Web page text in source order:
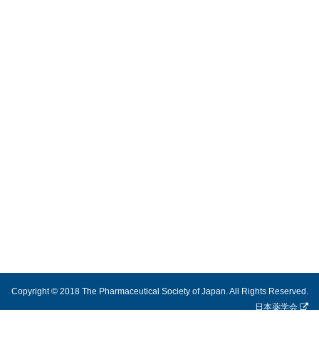
Copyright © 2018 The Pharmaceutical Society of Japan. All Rights Reserved.
日本薬学会